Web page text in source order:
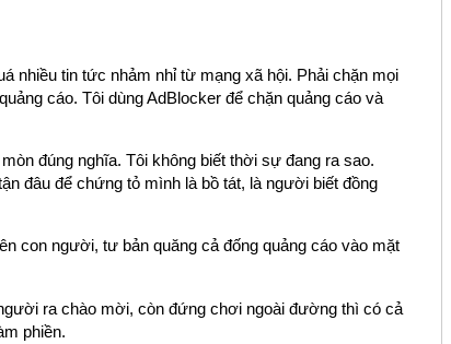
nhiều tin tức nhảm nhỉ từ mạng xã hội. Phải chặn mọi
cáo. Tôi dùng AdBlocker để chặn quảng cáo và
đúng nghĩa. Tôi không biết thời sự đang ra sao.
đâu để chứng tỏ mình là bồ tát, là người biết đồng
con người, tư bản quăng cả đống quảng cáo vào mặt
ra chào mời, còn đứng chơi ngoài đường thì có cả
phiền.